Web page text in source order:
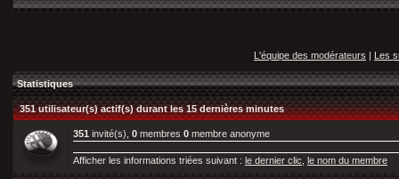
L'équipe des modérateurs | Les
Statistiques
351 utilisateur(s) actif(s) durant les 15 dernières minutes
351 invité(s), 0 membres 0 membre anonyme
Afficher les informations triées suivant : le dernier clic le nom du membre